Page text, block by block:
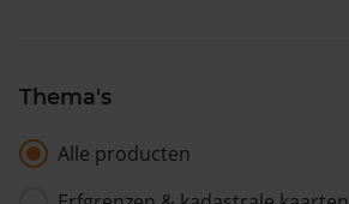
Thema's
Alle producten